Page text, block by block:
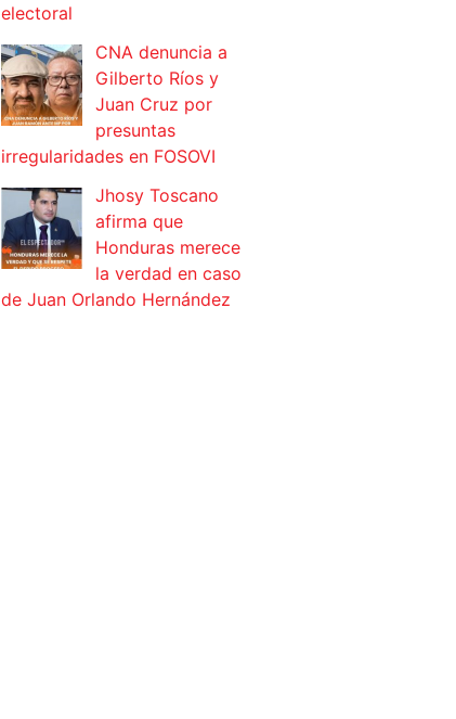
electoral
CNA denuncia a
Gilberto Ríos y
Juan Cruz por
presuntas
irregularidades en FOSOVI
Jhosy Toscano
afirma que
Honduras merece
la verdad en caso
de Juan Orlando Hernández